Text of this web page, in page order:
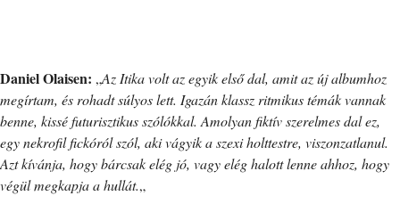
Daniel Olaisen: „Az Itika volt az egyik első dal, amit az új albumhoz
megírtam, és rohadt súlyos lett. Igazán klassz ritmikus témák vannak
benne, kissé futurisztikus szólókkal. Amolyan fiktív szerelmes dal ez,
egy nekrofil fickóról szól, aki vágyik a szexi holttestre, viszonzatlanul.
Azt kívánja, hogy bárcsak elég jó, vagy elég halott lenne ahhoz, hogy
végül megkapja a hullát.„